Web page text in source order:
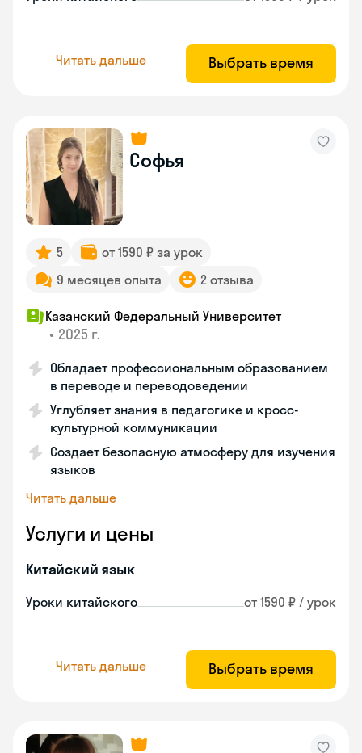
Читать дальше Выбрать время
Софья
5
от 1590 ₽ за урок
9 месяцев опыта
2 отзыва
Казанский Федеральный Университет
• 2025 г.
Обладает профессиональным образованием
в переводе и переводоведении
Углубляет знания в педагогике и кросс-
культурной коммуникации
Создает безопасную атмосферу для изучения
языков
Читать дальше
Услуги и цены
Китайский язык
Уроки китайского от 1590 ₽ / урок
Читать дальше Выбрать время